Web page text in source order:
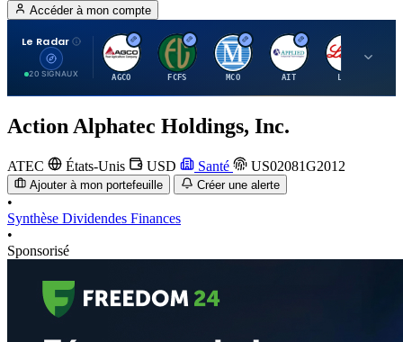
Accéder à mon compte
Le Radar
20 SIGNAUX
A
AGCO
F
FCFS
M
MCO
A
AIT
Action Alphatec Holdings, Inc.
ATEC États-Unis USD Santé US02081G2012
Ajouter à mon portefeuille Créer une alerte
•
Synthèse Dividendes Finances
•
Sponsorisé